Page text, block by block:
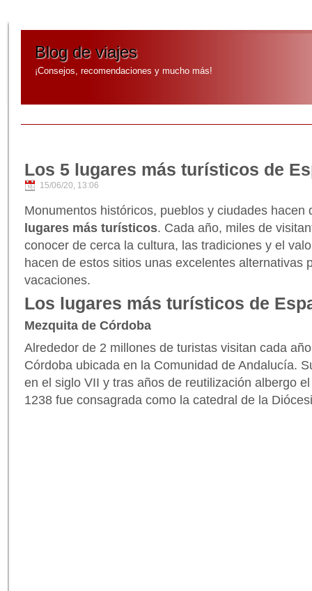
Blog de viajes
¡Consejos, recomendaciones y mucho más!
Los 5 lugares más turísticos de
15/06/20, 13:06
Monumentos históricos, pueblos y ciudades hacen
lugares más turísticos. Cada año, miles de
conocer de cerca la cultura, las tradiciones y el
hacen de estos sitios unas excelentes alternativas
vacaciones.
Los lugares más turísticos de
Mezquita de Córdoba
Alrededor de 2 millones de turistas visitan cada
Córdoba ubicada en la Comunidad de Andalucía.
en el siglo VII y tras años de reutilización albergo
1238 fue consagrada como la catedral de la